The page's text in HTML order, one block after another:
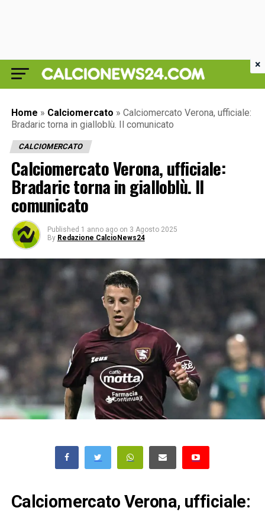
Home » Calciomercato » Calciomercato Verona, ufficiale:
Bradaric torna in gialloblù. Il comunicato
CALCIOMERCATO
Calciomercato Verona, ufficiale:
Bradaric torna in gialloblù. Il
comunicato
Published 1 anno ago on 3 Agosto 2025
By Redazione CalcioNews24
Calciomercato Verona, ufficiale:
×